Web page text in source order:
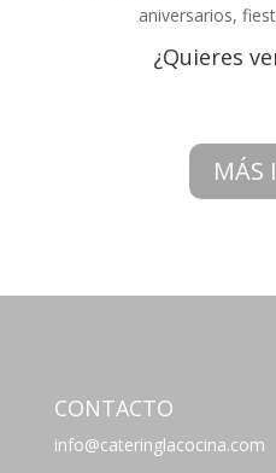
aniversarios,
¿Quieres
MÁS
CONTACTO
info@cateringlacocina.com